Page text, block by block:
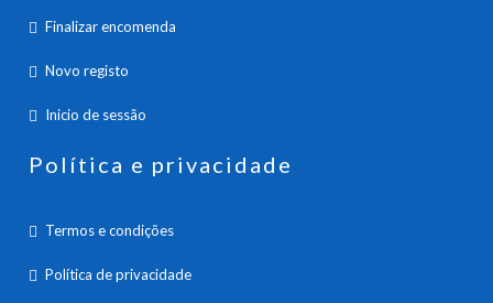
Finalizar encomenda
Novo registo
Inicio de sessão
Política e privacidade
Termos e condições
Política de privacidade